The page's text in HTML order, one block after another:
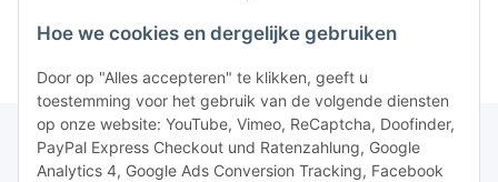
Hoe we cookies en dergelijke gebruiken
Door op "Alles accepteren" te klikken, geeft u
toestemming voor het gebruik van de volgende diensten
op onze website: YouTube, Vimeo, ReCaptcha, Doofinder,
PayPal Express Checkout und Ratenzahlung, Google
Analytics 4, Google Ads Conversion Tracking, Facebook